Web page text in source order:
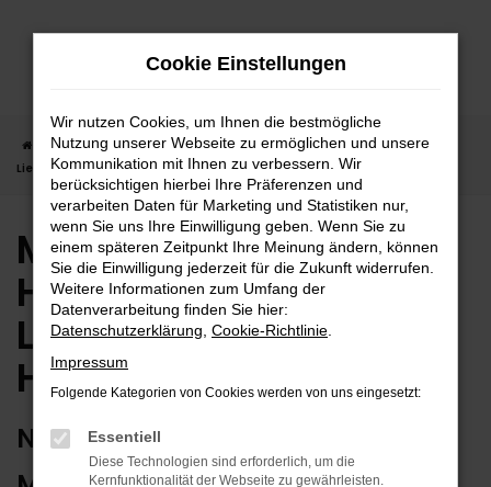
Zum
Startseite Horb
Mercedes-Benz in Horb günstig kaufen |
Lieferservice nach Horb
Mercedes-Benz in
Horb günstig kaufen |
Lieferservice nach
Horb
NUTZEN SIE IHREN NEUEN
Cookie Einstellungen
Wir nutzen Cookies, um Ihnen die bestmögliche
Nutzung unserer Webseite zu ermöglichen und unsere
Kommunikation mit Ihnen zu verbessern. Wir
berücksichtigen hierbei Ihre Präferenzen und
verarbeiten Daten für Marketing und Statistiken nur,
wenn Sie uns Ihre Einwilligung geben. Wenn Sie zu
einem späteren Zeitpunkt Ihre Meinung ändern, können
Sie die Einwilligung jederzeit für die Zukunft widerrufen.
Weitere Informationen zum Umfang der
Datenverarbeitung finden Sie hier:
Datenschutzerklärung Cookie-Richtlinie
Impressum
Folgende Kategorien von Cookies werden von uns eingesetzt:
Essentiell
Diese Technologien sind erforderlich, um die
Kernfunktionalität der Webseite zu gewährleisten.